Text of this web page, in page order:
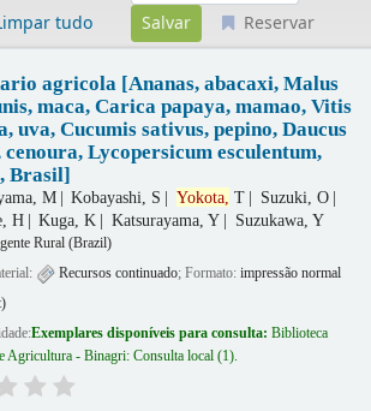
tudo
Reservar
agricola [Ananas, abacaxi, Malus
maca, Carica papaya, mamao, Vitis
uva, Cucumis sativus, pepino, Daucus
Lycopersicum esculentum,
Brasil]
M Kobayashi, S Yokota, T
Suzuki, O
H
Kuga, K Katsurayama, Y Suzukawa, Y
Rural (Brazil)
Recursos continuado; Formato: impressão normal
Exemplares disponíveis para consulta: Biblioteca
Agricultura - Binagri: Consulta local (1).